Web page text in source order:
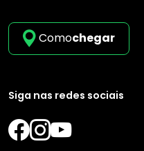
Comochegar
Siga nas redes sociais